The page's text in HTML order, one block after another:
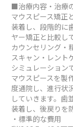
■治療内容・治療
マウスピース矯正
装着し、段階的に
ヤー矯正と比較し
カウンセリング・
スキャン・レント
シミュレーション
マウスピースを製
度通院し、進行状
していきます。歯
装着し、後戻りを
・標準的な費用